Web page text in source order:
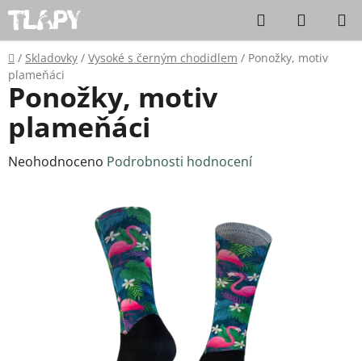
Přejít na obsah Hledat
Domů
/ Skladovky / Vysoké s černým chodidlem / Ponožky, motiv
plameňáci
Ponožky, motiv
plameňáci
Průměrné hodnocení produktu je 0,0 z 5 hvězdiček.
Neohodnoceno Podrobnosti hodnocení